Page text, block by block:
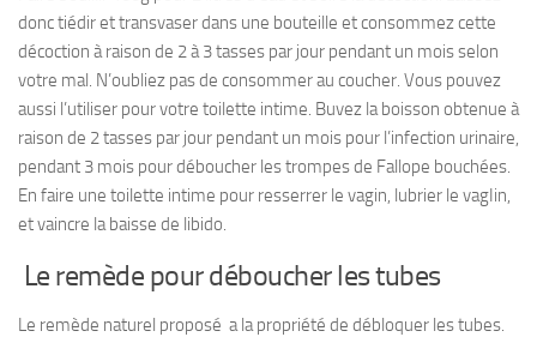
donc tiédir et transvaser dans une bouteille et consommez cette
décoction à raison de 2 à 3 tasses par jour pendant un mois selon
votre mal. N’oubliez pas de consommer au coucher. Vous pouvez
aussi l’utiliser pour votre toilette intime. Buvez la boisson obtenue à
raison de 2 tasses par jour pendant un mois pour l’infection urinaire,
pendant 3 mois pour déboucher les trompes de Fallope bouchées.
En faire une toilette intime pour resserrer le vagin, lubrier le vagIin,
et vaincre la baisse de libido.
Le remède pour déboucher les tubes
Le remède naturel proposé a la propriété de débloquer les tubes.